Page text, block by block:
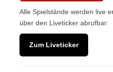
Alle Spielstände werden live
über den Liveticker abrufbar:
Zum Liveticker